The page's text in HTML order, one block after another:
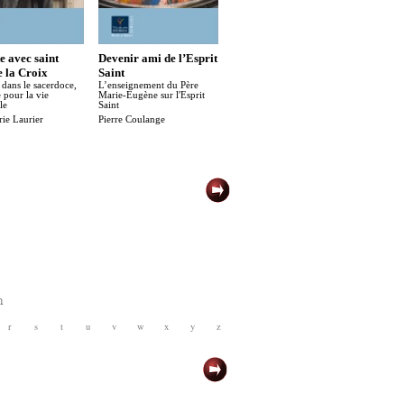
avec saint
la Croix
le sacerdoce,
pour la vie
Laurier
Devenir ami de l’Esprit
Saint
L’enseignement du Père
Marie-Eugène sur l'Esprit
Saint
Pierre Coulange
r s t u v w x y z